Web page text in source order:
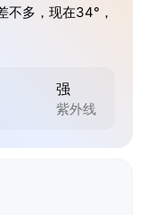
不多，现在34°，
强
紫外线